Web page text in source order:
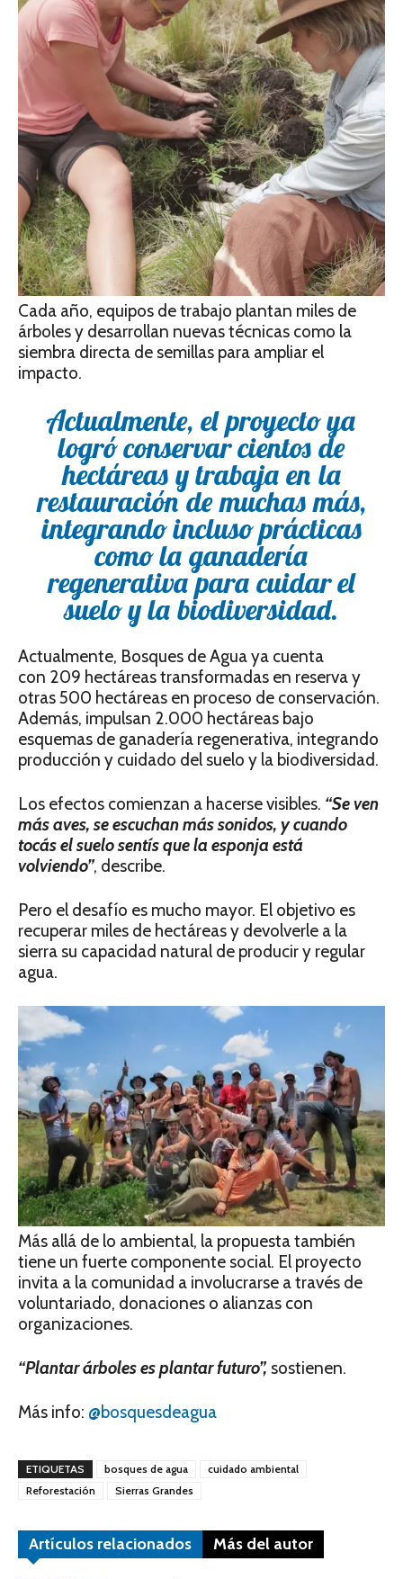
Cada año, equipos de trabajo plantan miles de
árboles y desarrollan nuevas técnicas como la
siembra directa de semillas para ampliar el
impacto.
Actualmente, el proyecto ya
logró conservar cientos de
hectáreas y trabaja en la
restauración de muchas más,
integrando incluso prácticas
como la ganadería
regenerativa para cuidar el
suelo y la biodiversidad.
Actualmente, Bosques de Agua ya cuenta
con 209 hectáreas transformadas en reserva y
otras 500 hectáreas en proceso de conservación.
Además, impulsan 2.000 hectáreas bajo
esquemas de ganadería regenerativa, integrando
producción y cuidado del suelo y la biodiversidad.
Los efectos comienzan a hacerse visibles. “Se ven
más aves, se escuchan más sonidos, y cuando
tocás el suelo sentís que la esponja está
volviendo”, describe.
Pero el desafío es mucho mayor. El objetivo es
recuperar miles de hectáreas y devolverle a la
sierra su capacidad natural de producir y regular
agua.
Más allá de lo ambiental, la propuesta también
tiene un fuerte componente social. El proyecto
invita a la comunidad a involucrarse a través de
voluntariado, donaciones o alianzas con
organizaciones.
“Plantar árboles es plantar futuro”, sostienen.
Más info: @bosquesdeagua
ETIQUETAS bosques de agua
cuidado ambiental
Reforestación
Sierras Grandes
Artículos relacionados Más del autor